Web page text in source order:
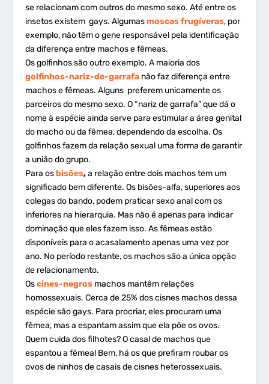
se relacionam com outros do mesmo sexo. Até entre os
insetos existem gays. Algumasmoscas frugíveras, por
exemplo, não têm o gene responsável pela identificação
da diferença entre machos e fêmeas.
Os golfinhos são outro exemplo. A maioria dos
golfinhos-nariz-de-garrafa não faz diferença entre
machos e fêmeas. Alguns preferem unicamente os
parceiros do mesmo sexo. O “nariz de garrafa” que dá o
nome à espécie ainda serve para estimular a área genital
do macho ou da fêmea, dependendo da escolha. Os
golfinhos fazem da relação sexual uma forma de garantir
a união do grupo.
Para osbisões,a relação entre dois machos tem um
significado bem diferente. Os bisões-alfa, superiores aos
colegas do bando, podem praticar sexo anal com os
inferiores na hierarquia. Mas não é apenas para indicar
dominação que eles fazem isso. As fêmeas estão
disponíveis para o acasalamento apenas uma vez por
ano. No período restante, os machos são a única opção
de relacionamento.
Oscines-negros machos mantêm relações
homossexuais. Cerca de 25% dos cisnes machos dessa
espécie são gays. Para procriar, eles procuram uma
fêmea, mas a espantam assim que ela põe os ovos.
Quem cuida dos filhotes? O casal de machos que
espantou a fêmea! Bem, há os que prefiram roubar os
ovos de ninhos de casais de cisnes heterossexuais.